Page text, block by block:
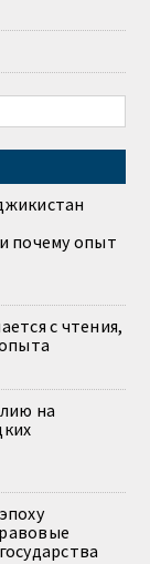
почему опыт
с чтения,
на